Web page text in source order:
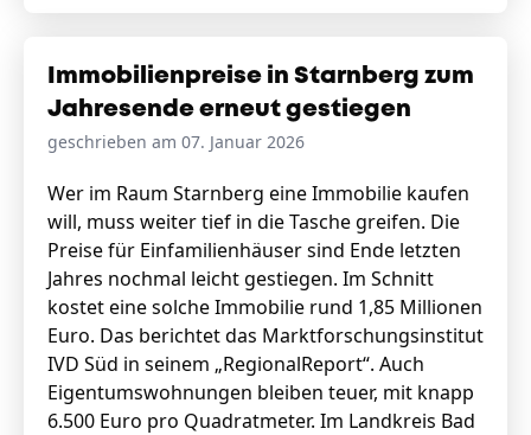
Immobilienpreise in Starnberg zum
Jahresende erneut gestiegen
geschrieben am 07. Januar 2026
Wer im Raum Starnberg eine Immobilie kaufen
will, muss weiter tief in die Tasche greifen. Die
Preise für Einfamilienhäuser sind Ende letzten
Jahres nochmal leicht gestiegen. Im Schnitt
kostet eine solche Immobilie rund 1,85 Millionen
Euro. Das berichtet das Marktforschungsinstitut
IVD Süd in seinem „RegionalReport“. Auch
Eigentumswohnungen bleiben teuer, mit knapp
6.500 Euro pro Quadratmeter. Im Landkreis Bad